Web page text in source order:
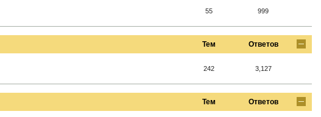
55 999
Тем Ответов
242 3,127
Тем Ответов